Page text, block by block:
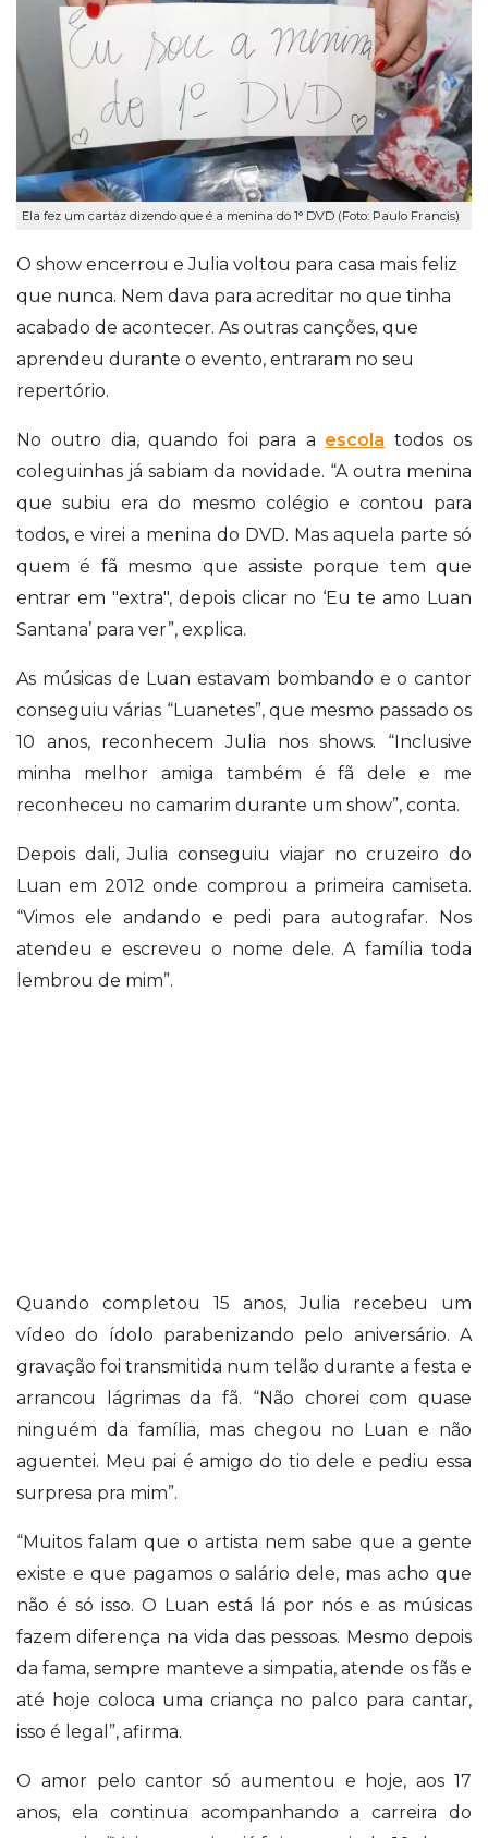
Ela fez um cartaz dizendo que é a menina do 1° DVD (Foto: Paulo Francis)
O show encerrou eJulia voltou para casa mais feliz
que nunca. Nem dava para acreditar no que tinha
acabado de acontecer. As outras canções, que
aprendeu durante o evento, entraram no seu
repertório.
No outro dia, quando foi para a escola todos os
coleguinhas já sabiam da novidade. “A outra menina
que subiu era do mesmo colégio e contou para
todos, e virei a menina do DVD. Mas aquela parte só
quem é fã mesmo que assiste porque tem que
entrar em "extra", depois clicar no ‘Eu te amo Luan
Santana’ para ver”, explica.
As músicas de Luan estavam bombando e o cantor
conseguiu várias “Luanetes”, que mesmo passado os
10 anos, reconhecem Julia nos shows. “Inclusive
minha melhor amiga também é fã dele e me
reconheceu no camarim durante um show”, conta.
Depois dali, Julia conseguiu viajar no cruzeiro do
Luan em 2012 onde comprou a primeira camiseta.
“Vimos ele andando e pedi para autografar. Nos
atendeu e escreveu o nome dele. A família toda
lembrou de mim”.
Quando completou 15 anos, Julia recebeu um
vídeo do ídolo parabenizando pelo aniversário. A
gravação foi transmitida num telão durante a festa e
arrancou lágrimas da fã. “Não chorei com quase
ninguém da família, mas chegou no Luan e não
aguentei. Meu pai é amigo do tio dele e pediu essa
surpresa pra mim”.
“Muitos falam que o artista nem sabe que a gente
existe e que pagamos o salário dele, mas acho que
não é só isso. O Luan está lá por nós e as músicas
fazem diferença na vida das pessoas. Mesmo depois
da fama, sempre manteve a simpatia, atende os fãs e
até hoje coloca uma criança no palco para cantar,
isso é legal”, afirma.
O amor pelo cantor só aumentou e hoje, aos 17
anos, ela continua acompanhando a carreira do